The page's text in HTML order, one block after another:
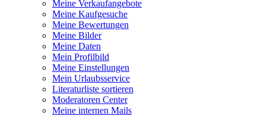
Meine Verkaufangebote
Meine Kaufgesuche
Meine Bewertungen
Meine Bilder
Meine Daten
Mein Profilbild
Meine Einstellungen
Mein Urlaubsservice
Literaturliste sortieren
Moderatoren Center
Meine internen Mails